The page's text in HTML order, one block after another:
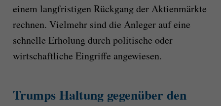
einem langfristigen Rückgang der Aktienmärkte
rechnen. Vielmehr sind die Anleger auf eine
schnelle Erholung durch politische oder
wirtschaftliche Eingriffe angewiesen.
Trumps Haltung gegenüber den